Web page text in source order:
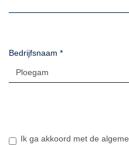
Bedrijfsnaam *
Ik ga akkoord met de